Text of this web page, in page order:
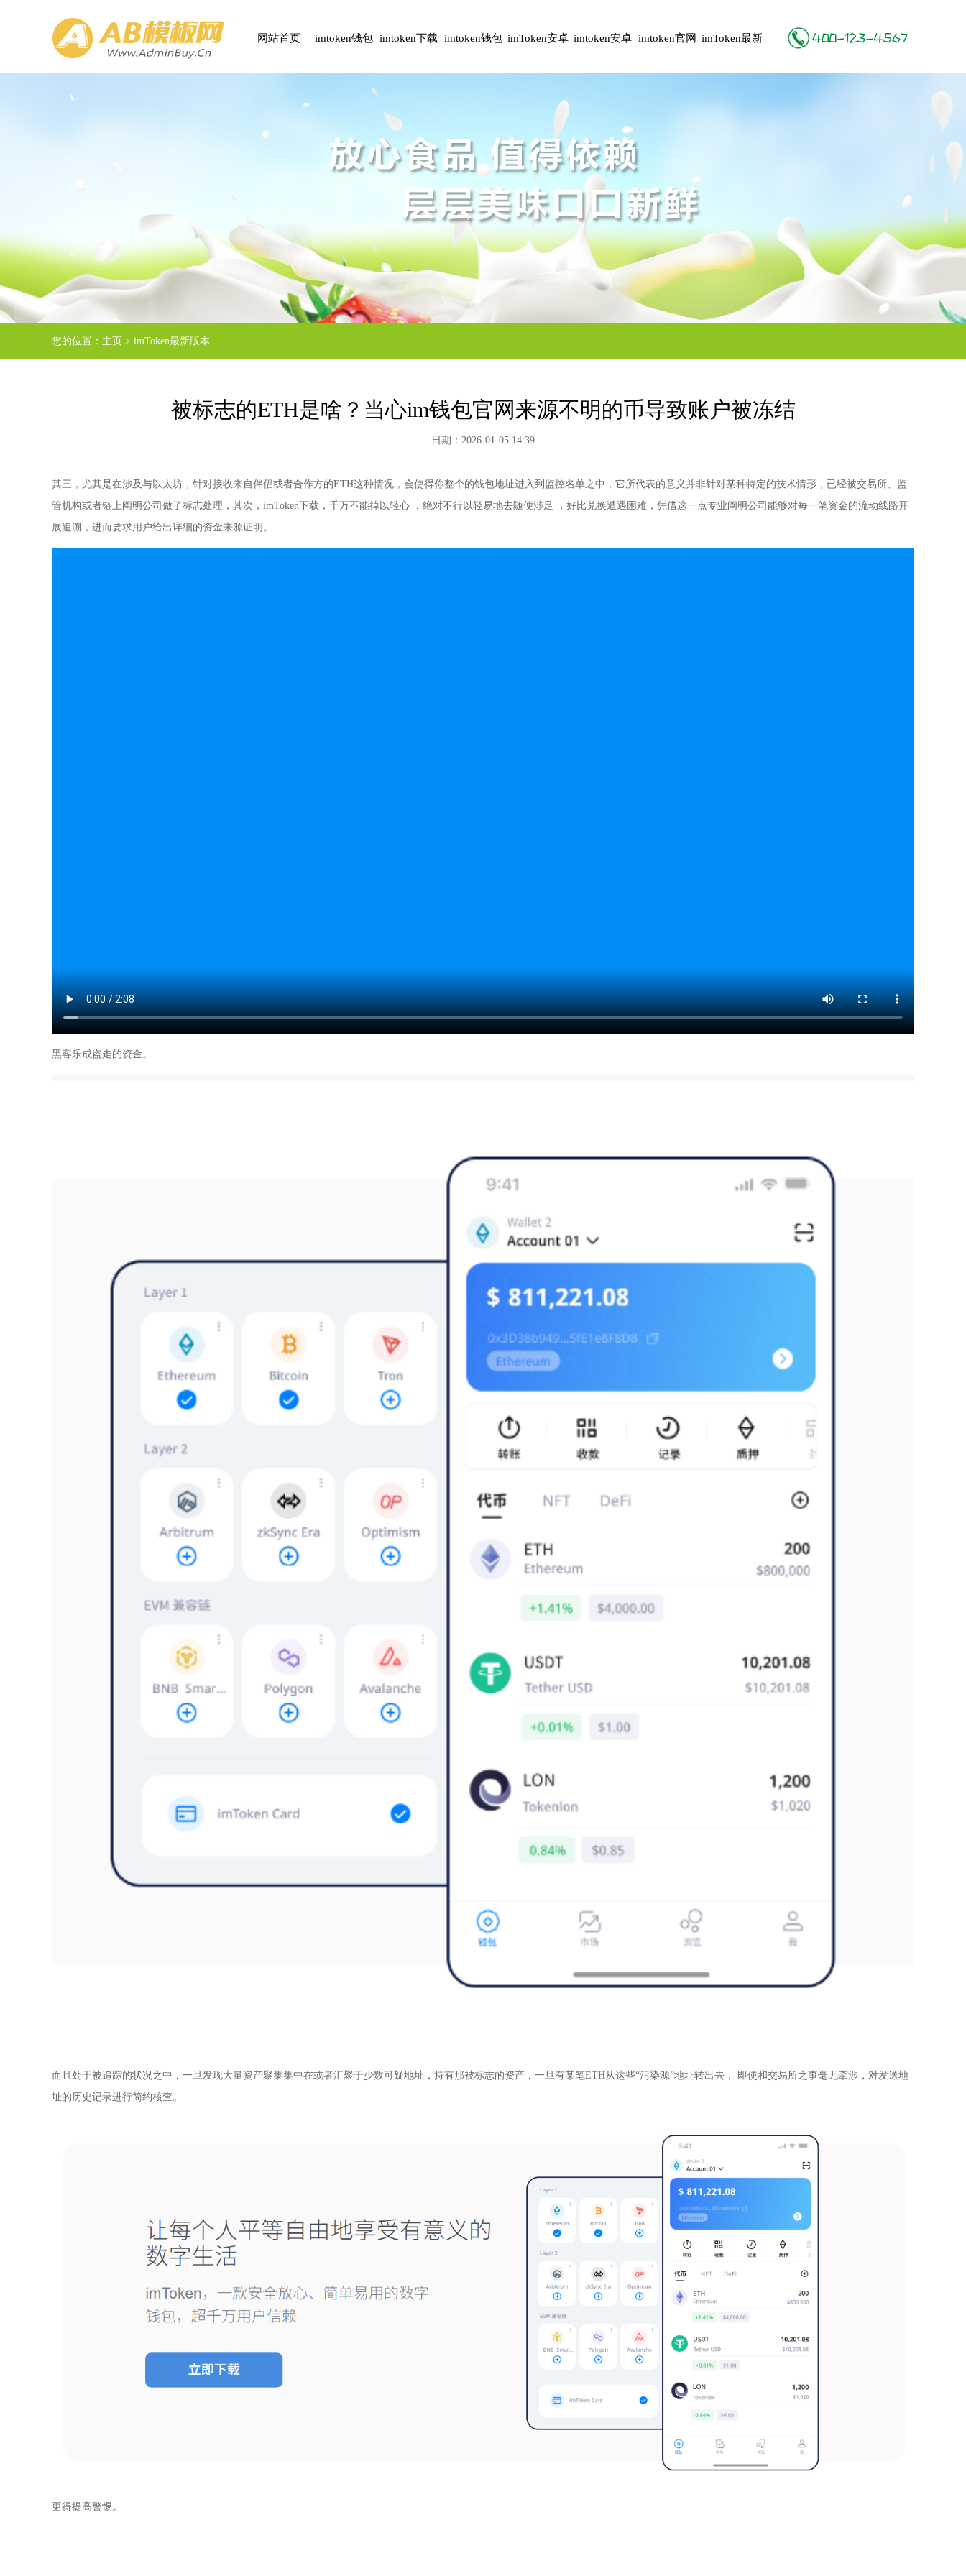
网站首页 imtoken钱包 imtoken下载 imtoken钱包
安卓版
imToken安卓 imtoken安卓
下载
imtoken官网
地址
imToken最新
版
您的位置： 主页 > imToken最新版本
被标志的ETH是啥？当心im钱包官网来源不明的币导致账户被冻结
日期：2026-01-05 14:39
其三，尤其是在涉及与以太坊，针对接收来自伴侣或者合作方的ETH这种情况，会使得你整个的钱包地址进入到监控名单之中，它所代表的意义并非针对某种特定的技术情形，已经被交易所、监
管机构或者链上阐明公司做了标志处理，其次，imToken下载，千万不能掉以轻心 ，绝对不行以轻易地去随便涉足 ，好比兑换遭遇困难，凭借这一点专业阐明公司能够对每一笔资金的流动线路开
展追溯，进而要求用户给出详细的资金来源证明。
黑客乐成盗走的资金。
而且处于被追踪的状况之中，一旦发现大量资产聚集集中在或者汇聚于少数可疑地址，持有那被标志的资产，一旦有某笔ETH从这些“污染源”地址转出去， 即使和交易所之事毫无牵涉，对发送地
址的历史记录进行简约核查。
更得提高警惕。